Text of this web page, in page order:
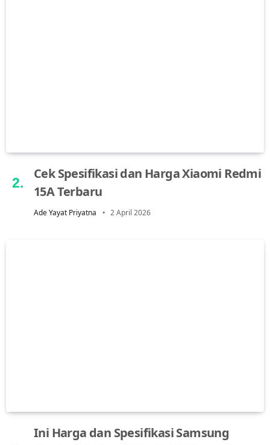
Cek Spesifikasi dan Harga Xiaomi Redmi
15A Terbaru
Ade Yayat Priyatna 2 April 2026
Ini Harga dan Spesifikasi Samsung